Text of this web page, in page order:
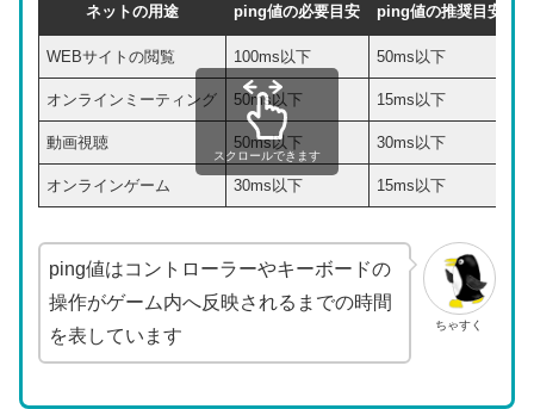
ネットの用途 ping値の必要目安 ping値の推奨目安
WEBサイトの閲覧 100ms以下 50ms以下
オンラインミーティング 50ms以下 15ms以下
動画視聴 50ms以下 30ms以下
オンラインゲーム 30ms以下 15ms以下
スクロールできます
ちゃすく
ping値はコントローラーやキーボードの
操作がゲーム内へ反映されるまでの時間
を表しています